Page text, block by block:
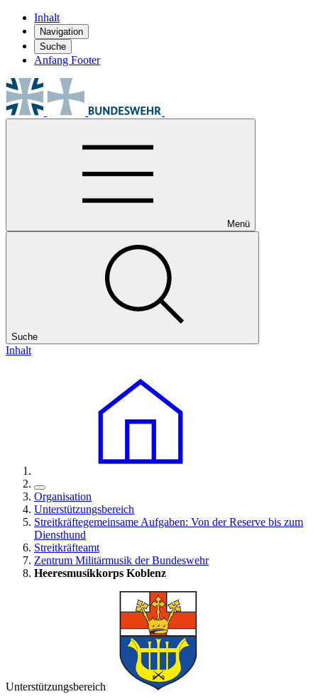
Inhalt
Navigation
Suche
Anfang Footer
Menü
Suche
Inhalt
Organisation
Unterstützungsbereich
Streitkräftegemeinsame Aufgaben: Von der Reserve bis zum
Diensthund
Streitkräfteamt
Zentrum Militärmusik der Bundeswehr
Heeresmusikkorps Koblenz
Unterstützungsbereich